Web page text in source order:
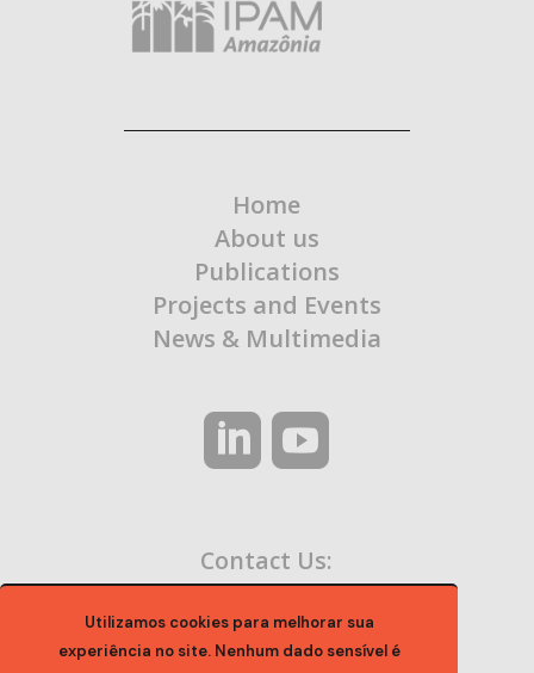
Utilizamos cookies para melhorar sua
experiência no site. Nenhum dado sensível é
Home
About us
Publications
Projects and Events
News & Multimedia
Contact Us: